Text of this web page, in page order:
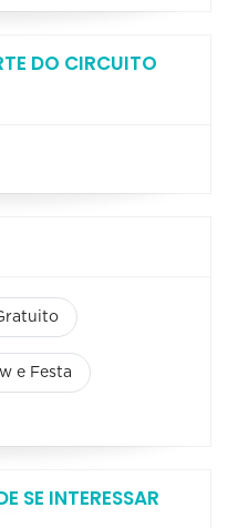
DO CIRCUITO
e Festa
SE INTERESSAR